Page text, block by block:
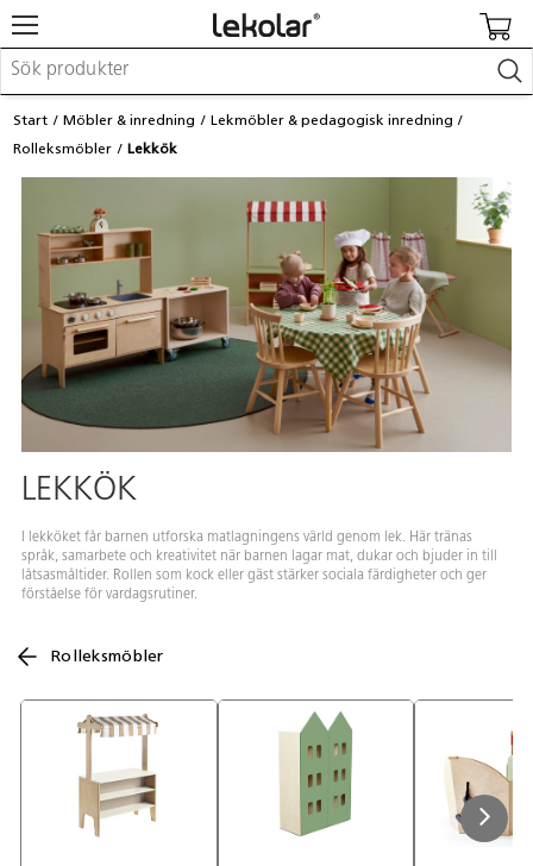
Möbler & inredning
Lekplatsutrustning & utemiljö
Barnvagnar & småbarnsartiklar
Skolförbrukning & kontorsmaterial
Logga in / Registrera dig
Hitta din säljare
Kontakta Lekolar
Start Möbler & inredning
Lekmöbler & pedagogisk inredning
Rolleksmöbler
Lekkök
LEKKÖK
I lekköket får barnen utforska matlagningens värld genom lek. Här tränas
språk, samarbete och kreativitet när barnen lagar mat, dukar och bjuder in till
låtsasmåltider. Rollen som kock eller gäst stärker sociala färdigheter och ger
förståelse för vardagsrutiner.
Rolleksmöbler